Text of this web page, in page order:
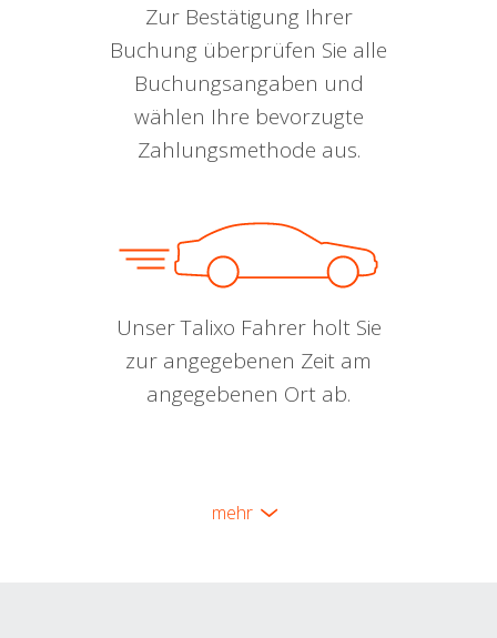
Zur Bestätigung Ihrer
Buchung überprüfen Sie alle
Buchungsangaben und
wählen Ihre bevorzugte
Zahlungsmethode aus.
Unser Talixo Fahrer holt Sie
zur angegebenen Zeit am
angegebenen Ort ab.
mehr